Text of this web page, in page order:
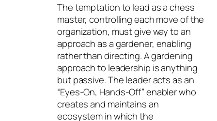
The temptation to lead as a chess
master, controlling each move of the
organization, must give way to an
approach as a gardener, enabling
rather than directing. A gardening
approach to leadership is anything
but passive. The leader acts as an
“Eyes-On, Hands-Off” enabler who
creates and maintains an
ecosystem in which the